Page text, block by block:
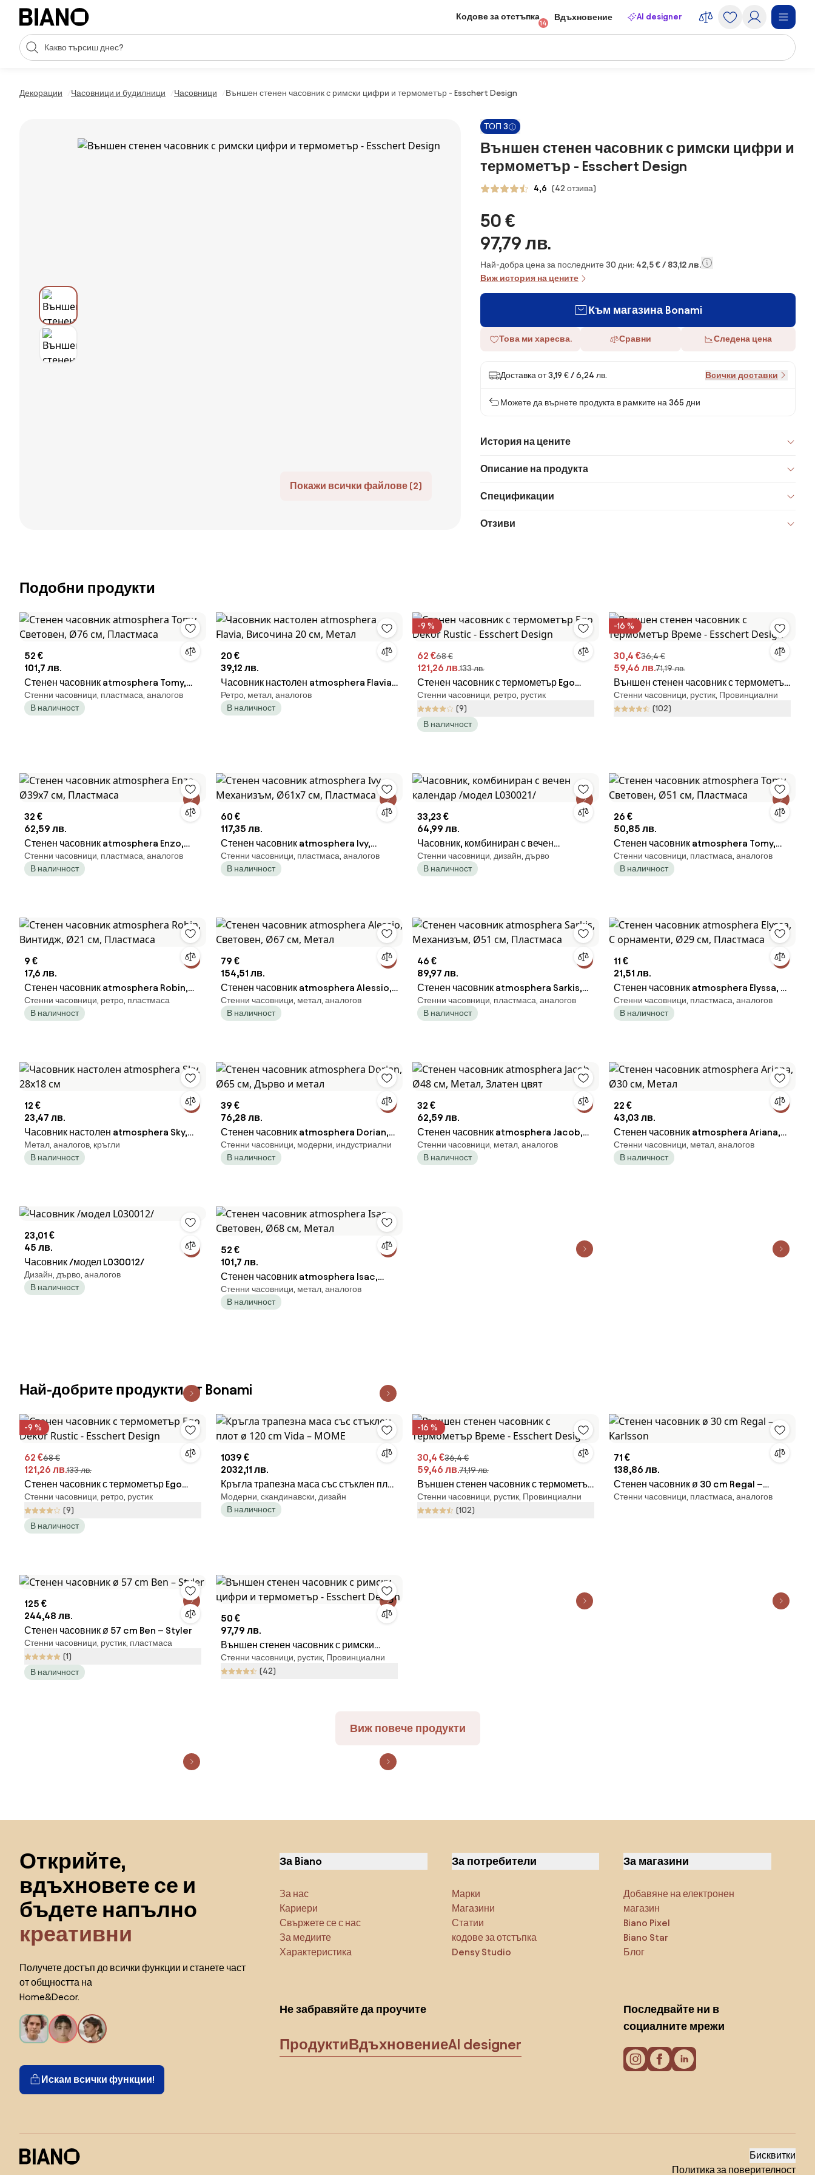
Пропускане към съдържанието
Търсене
Кодове за отстъпка
14
Вдъхновение AI designer
Декорации Часовници и будилници Часовници Външен стенен часовник с римски цифри и термометър - Esschert Design
Покажи всички файлове (2)
ТОП 3
Външен стенен часовник с римски цифри и
термометър - Esschert Design
4,6 (42 отзива)
50 €
97,79 лв.
Най-добра цена за последните 30 дни: 42,5 € / 83,12 лв.
Виж история на цените
Към магазина Bonami
Това ми харесва. Сравни Следена цена
Доставка от 3,19 € / 6,24 лв. Всички доставки
Можете да върнете продукта в рамките на 365 дни
История на цените
Описание на продукта
Спецификации
Отзиви
Подобни продукти
52 €
101,7 лв.
Стенен часовник atmosphera Tomy,
Световен, Ø76 см, Пластмаса
Стенни часовници, пластмаса, аналогов
В наличност
20 €
39,12 лв.
Часовник настолен atmosphera Flavia,
Височина 20 см, Метал
Ретро, метал, аналогов
В наличност
-9 %
62 €68 €
121,26 лв.133 лв.
Стенен часовник с термометър Ego
Dekor Rustic - Esschert Design
Стенни часовници, ретро, рустик
(9)
В наличност
-16 %
30,4 €36,4 €
59,46 лв.71,19 лв.
Външен стенен часовник с термометър
Време - Esschert Design
Стенни часовници, рустик, Провинциални
(102)
32 €
62,59 лв.
Стенен часовник atmosphera Enzo,
Ø39x7 см, Пластмаса
Стенни часовници, пластмаса, аналогов
В наличност
60 €
117,35 лв.
Стенен часовник atmosphera Ivy,
Механизъм, Ø61x7 см, Пластмаса
Стенни часовници, пластмаса, аналогов
В наличност
33,23 €
64,99 лв.
Часовник, комбиниран с вечен
календар /модел L030021/
Стенни часовници, дизайн, дърво
В наличност
26 €
50,85 лв.
Стенен часовник atmosphera Tomy,
Световен, Ø51 см, Пластмаса
Стенни часовници, пластмаса, аналогов
В наличност
9 €
17,6 лв.
Стенен часовник atmosphera Robin,
Винтидж, Ø21 см, Пластмаса
Стенни часовници, ретро, пластмаса
В наличност
79 €
154,51 лв.
Стенен часовник atmosphera Alessio,
Световен, Ø67 см, Метал
Стенни часовници, метал, аналогов
В наличност
46 €
89,97 лв.
Стенен часовник atmosphera Sarkis,
Механизъм, Ø51 см, Пластмаса
Стенни часовници, пластмаса, аналогов
В наличност
11 €
21,51 лв.
Стенен часовник atmosphera Elyssa, С
орнаменти, Ø29 см, Пластмаса
Стенни часовници, пластмаса, аналогов
В наличност
12 €
23,47 лв.
Часовник настолен atmosphera Sky,
28x18 см
Метал, аналогов, кръгли
В наличност
39 €
76,28 лв.
Стенен часовник atmosphera Dorian,
Ø65 см, Дърво и метал
Стенни часовници, модерни, индустриални
В наличност
32 €
62,59 лв.
Стенен часовник atmosphera Jacob,
Ø48 см, Метал, Златен цвят
Стенни часовници, метал, аналогов
В наличност
22 €
43,03 лв.
Стенен часовник atmosphera Ariana,
Ø30 см, Метал
Стенни часовници, метал, аналогов
В наличност
23,01 €
45 лв.
Часовник /модел L030012/
Дизайн, дърво, аналогов
В наличност
52 €
101,7 лв.
Стенен часовник atmosphera Isac,
Световен, Ø68 см, Метал
Стенни часовници, метал, аналогов
В наличност
Най-добрите продукти от Bonami
-9 %
62 €68 €
121,26 лв.133 лв.
Стенен часовник с термометър Ego
Dekor Rustic - Esschert Design
Стенни часовници, ретро, рустик
(9)
В наличност
1039 €
2032,11 лв.
Кръгла трапезна маса със стъклен плот
ø 120 cm Vida – MOME
Модерни, скандинавски, дизайн
В наличност
-16 %
30,4 €36,4 €
59,46 лв.71,19 лв.
Външен стенен часовник с термометър
Време - Esschert Design
Стенни часовници, рустик, Провинциални
(102)
71 €
138,86 лв.
Стенен часовник ø 30 cm Regal –
Karlsson
Стенни часовници, пластмаса, аналогов
125 €
244,48 лв.
Стенен часовник ø 57 cm Ben – Styler
Стенни часовници, рустик, пластмаса
(1)
В наличност
50 €
97,79 лв.
Външен стенен часовник с римски
цифри и термометър - Esschert Design
Стенни часовници, рустик, Провинциални
(42)
Виж повече продукти
Открийте,
вдъхновете се и
бъдете напълно
креативни
Получете достъп до всички функции и станете част
от общността на
Home&Decor.
Искам всички функции!
За Biano
За нас
Кариери
Свържете се с нас
За медиите
Характеристика
За потребители
Марки
Магазини
Статии
кодове за отстъпка
Densy Studio
За магазини
Добавяне на електронен
магазин
Biano Pixel
Biano Star
Блог
Не забравяйте да проучите
Продукти ВдъхновениеAI designer
Последвайте ни в
социалните мрежи
Бисквитки
Политика за поверителност